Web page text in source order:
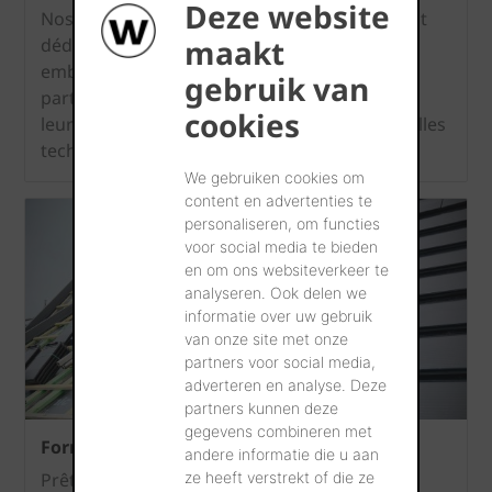
Deze website
maakt
gebruik van
cookies
We gebruiken cookies om
content en advertenties te
personaliseren, om functies
voor social media te bieden
en om ons websiteverkeer te
analyseren. Ook delen we
informatie over uw gebruik
van onze site met onze
partners voor social media,
adverteren en analyse. Deze
partners kunnen deze
gegevens combineren met
andere informatie die u aan
ze heeft verstrekt of die ze
Nos formations d'un jour pour couvreurs sont
dédiées spécifiquement à la pose des tuiles à
emboîtements et des tuiles plates. Les
participants auront l'occasion d'approfondir
leurs connaissances et d'apprendre de nouvelles
techniques par petits groupes.
Formation 'Toitures énergétiques Wevolt’
Prêt pour l'innovation? Vous voulez vous